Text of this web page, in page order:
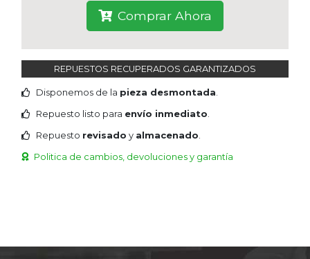
Comprar Ahora
REPUESTOS RECUPERADOS GARANTIZADOS
Disponemos de la pieza desmontada
Repuesto listo para envío inmediato
Repuesto revisado y almacenado
Politica de cambios, devoluciones y garantía